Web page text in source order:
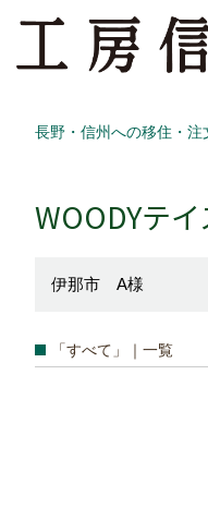
長野・信州への移住・注
WOODYテ
伊那市 A様
「すべて」｜一覧